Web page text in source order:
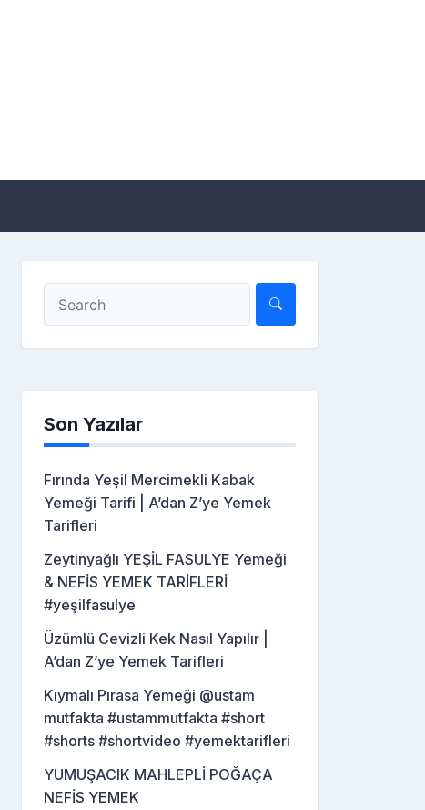
Son Yazılar
Fırında Yeşil Mercimekli Kabak
Yemeği Tarifi | A’dan Z’ye Yemek
Tarifleri
Zeytinyağlı YEŞİL FASULYE Yemeği
& NEFİS YEMEK TARİFLERİ
#yeşilfasulye
Üzümlü Cevizli Kek Nasıl Yapılır |
A’dan Z’ye Yemek Tarifleri
Kıymalı Pırasa Yemeği @ustam
mutfakta #ustammutfakta #short
#shorts #shortvideo #yemektarifleri
YUMUŞACIK MAHLEPLİ POĞAÇA
NEFİS YEMEK